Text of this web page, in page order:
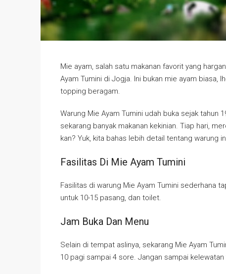
Mie ayam, salah satu makanan favorit yang
Ayam Tumini di Jogja. Ini bukan mie ayam biasa,
topping beragam.
Warung Mie Ayam Tumini udah buka sejak tahun
sekarang banyak makanan kekinian. Tiap hari,
kan? Yuk, kita bahas lebih detail tentang warung
Fasilitas Di Mie Ayam Tumini
Fasilitas di warung Mie Ayam Tumini sederhana
untuk 10-15 pasang, dan toilet.
Jam Buka Dan Menu
Selain di tempat aslinya, sekarang Mie Ayam
10 pagi sampai 4 sore. Jangan sampai kelewatan